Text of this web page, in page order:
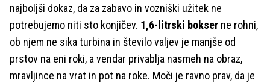
najboljši dokaz, da za zabavo in vozniški užitek ne
potrebujemo niti sto konjičev. 1,6-litrski bokser ne rohni,
ob njem ne sika turbina in število valjev je manjše od
prstov na eni roki, a vendar privablja nasmeh na obraz,
mravljince na vrat in pot na roke. Moči je ravno prav, da je